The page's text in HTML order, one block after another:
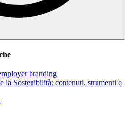
branding
la Sostenibilità: contenuti, strumenti e